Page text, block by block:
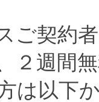
ご契約
２週間
は以下